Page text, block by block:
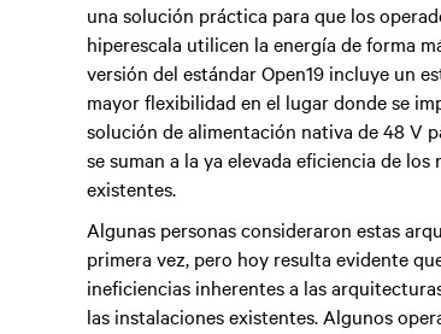
una solución práctica para que los
hiperescala utilicen la energía de forma
versión del estándar Open19 incluye un
mayor flexibilidad en el lugar donde se
solución de alimentación nativa de 48 V
se suman a la ya elevada eficiencia de
existentes.
Algunas personas consideraron estas
primera vez, pero hoy resulta evidente
ineficiencias inherentes a las
las instalaciones existentes. Algunos